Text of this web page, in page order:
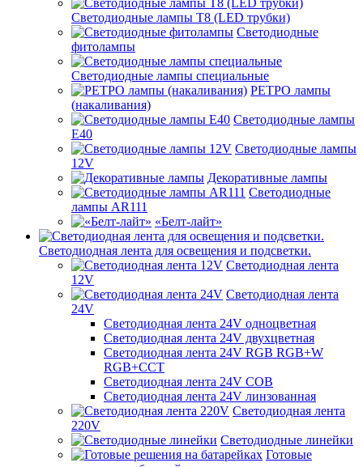
Светодиодные лампы Т8 (LED трубки)
Светодиодные
фитолампы
Светодиодные лампы специальные
РЕТРО лампы
(накаливания)
Светодиодные лампы
E40
Светодиодные лампы
12V
Декоративные лампы
Светодиодные
лампы AR111
«Белт-лайт»
Светодиодная лента для освещения и подсветки.
Светодиодная лента
12V
Светодиодная лента
24V
Светодиодная лента 24V одноцветная
Светодиодная лента 24V двухцветная
Светодиодная лента 24V RGB RGB+W
RGB+CCT
Светодиодная лента 24V COB
Светодиодная лента 24V линзованная
Светодиодная лента
220V
Светодиодные линейки
Готовые